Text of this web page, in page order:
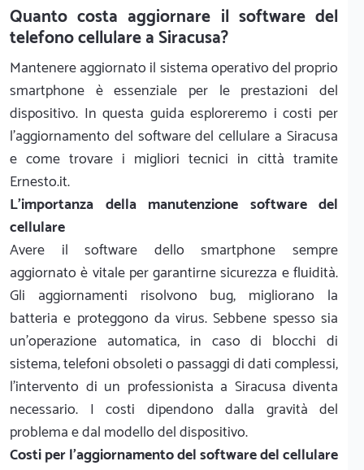
Quanto costa aggiornare il software del
telefono cellulare a Siracusa?
Mantenere aggiornato il sistema operativo del proprio
smartphone è essenziale per le prestazioni del
dispositivo. In questa guida esploreremo i costi per
l'aggiornamento del software del cellulare a Siracusa
e come trovare i migliori tecnici in città tramite
Ernesto.it.
L'importanza della manutenzione software del
cellulare
Avere il software dello smartphone sempre
aggiornato è vitale per garantirne sicurezza e fluidità.
Gli aggiornamenti risolvono bug, migliorano la
batteria e proteggono da virus. Sebbene spesso sia
un'operazione automatica, in caso di blocchi di
sistema, telefoni obsoleti o passaggi di dati complessi,
l'intervento di un professionista a Siracusa diventa
necessario. I costi dipendono dalla gravità del
problema e dal modello del dispositivo.
Costi per l'aggiornamento del software del cellulare